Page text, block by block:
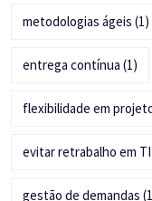
metodologias ágeis (1)
entrega contínua (1)
flexibilidade em
evitar retrabalho em TI
gestão de demandas